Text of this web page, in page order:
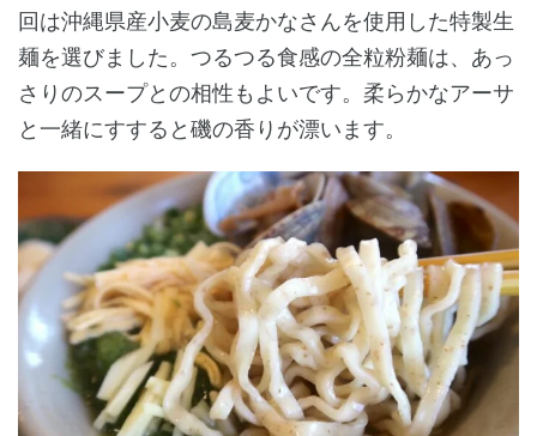
回は沖縄県産小麦の島麦かなさんを使用した特製生
麺を選びました。つるつる食感の全粒粉麺は、あっ
さりのスープとの相性もよいです。柔らかなアーサ
と一緒にすすると磯の香りが漂います。